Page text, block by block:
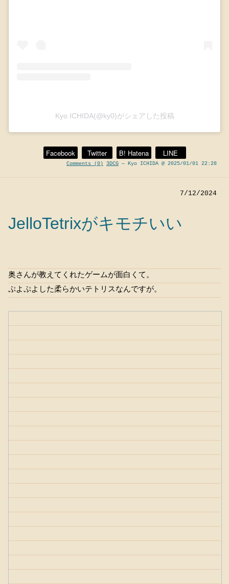
Kyo ICHIDA(@ky0)がシェアした投稿
Facebook Twitter B! Hatena LINE
Comments (0) 3DCG — Kyo ICHIDA @ 2025/01/01 22:28
7/12/2024
JelloTetrixがキモチいい
奥さんが教えてくれたゲームが面白くて。
ぷよぷよした柔らかいテトリスなんですが。